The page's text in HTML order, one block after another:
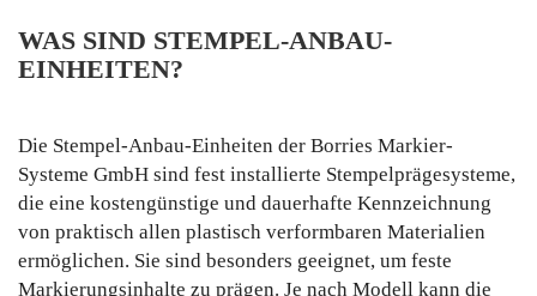
WAS SIND STEMPEL-ANBAU-
EINHEITEN?
Die Stempel-Anbau-Einheiten der Borries Markier-
Systeme GmbH sind fest installierte Stempelprägesysteme,
die eine kostengünstige und dauerhafte Kennzeichnung
von praktisch allen plastisch verformbaren Materialien
ermöglichen. Sie sind besonders geeignet, um feste
Markierungsinhalte zu prägen. Je nach Modell kann die